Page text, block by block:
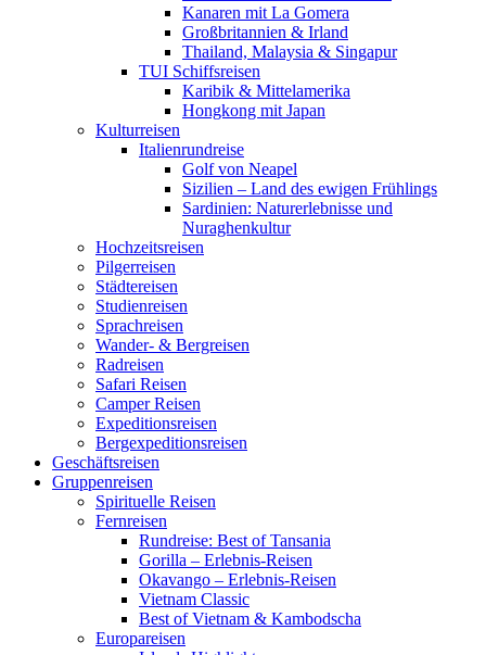
Kanaren mit La Gomera
Großbritannien & Irland
Thailand, Malaysia & Singapur
TUI Schiffsreisen
Karibik & Mittelamerika
Hongkong mit Japan
Kulturreisen
Italienrundreise
Golf von Neapel
Sizilien – Land des ewigen Frühlings
Sardinien: Naturerlebnisse und
Nuraghenkultur
Hochzeitsreisen
Pilgerreisen
Städtereisen
Studienreisen
Sprachreisen
Wander- & Bergreisen
Radreisen
Safari Reisen
Camper Reisen
Expeditionsreisen
Bergexpeditionsreisen
Geschäftsreisen
Gruppenreisen
Spirituelle Reisen
Fernreisen
Rundreise: Best of Tansania
Gorilla – Erlebnis-Reisen
Okavango – Erlebnis-Reisen
Vietnam Classic
Best of Vietnam & Kambodscha
Europareisen